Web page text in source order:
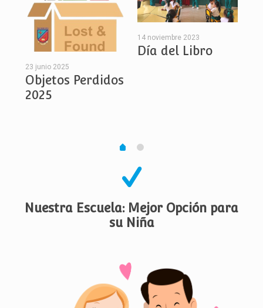
23 junio 2025
Objetos Perdidos
2025
14 noviembre 2023
Día del Libro
Nuestra Escuela: Mejor Opción para
su Niña